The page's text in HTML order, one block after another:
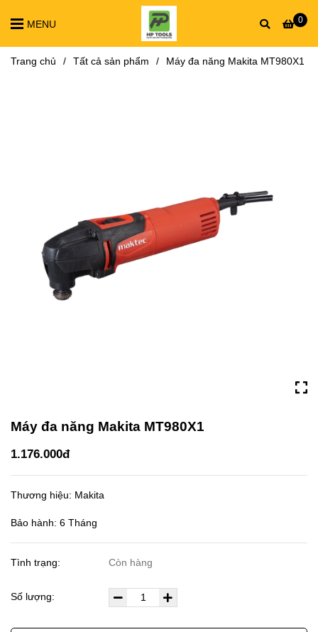
0
MENU
Trang chủ / Tất cả sản phẩm / Máy đa năng Makita MT980X1
Máy đa năng Makita MT980X1
1.176.000đ
Thương hiệu: Makita
Bảo hành: 6 Tháng
Tình trạng: Còn hàng
Số lượng: